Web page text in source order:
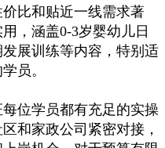
比和贴近一线需求著
，涵盖0-3岁婴幼儿日
展训练等内容，特别适
员。
位学员都有充足的实操
和家政公司紧密对接，